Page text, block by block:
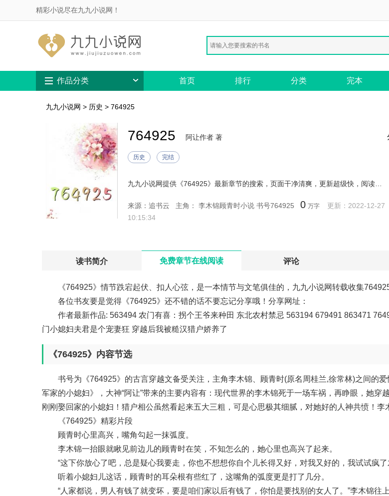
精彩小说尽在九九小说网！
作品分类 首页 排行 分类 完本
九九小说网 > 历史 > 764925
764925 阿让作者 著
历史 完结
来源：追书云 主角： 李木锦顾青时小说 书号764925 0 万字
更新：2022-12-27
10:15:34
读书简介 免费章节在线阅读 评论
《764925》情节跌宕起伏、扣人心弦，是一本情节与文笔俱佳的，九九小说网转载收集
各位书友要是觉得《764925》还不错的话不要忘记分享哦！分享网址：
作者最新作品: 563494 农门有喜：拐个王爷来种田 东北农村禁忌 563194 679491 863471
门小媳妇夫君是个宠妻狂 穿越后我被糙汉猎户娇养了
《764925》内容节选
书号为《764925》的古言穿越文备受关注，主角李木锦、顾青时(原名周桂兰,徐常林)之间的
军家的小媳妇》，大神“阿让”带来的主要内容有：现代世界的李木锦死于一场车祸，再睁眼，她穿
刚刚娶回家的小媳妇！猎户相公虽然看起来五大三粗，可是心思极其细腻，对她好的人神共愤！李
《764925》精彩片段
顾青时心里高兴，嘴角勾起一抹弧度。
李木锦一抬眼就瞅见前边儿的顾青时在笑，不知怎么的，她心里也高兴了起来。
“这下你放心了吧，总是疑心我要走，你也不想想你自个儿长得又好，对我又好的，我试试疯
听着小媳妇儿这话，顾青时的耳朵根有些红了，这嘴角的弧度更是打了几分。
“人家都说，男人有钱了就变坏，要是咱们家以后有钱了，你怕是要找别的女人了。”李木锦往